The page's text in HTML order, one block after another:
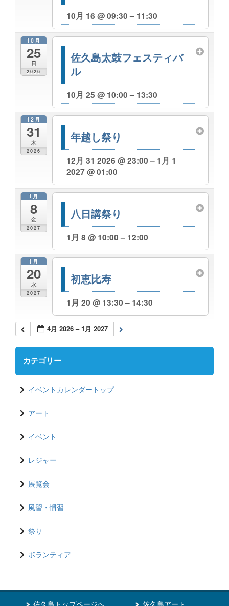
10月 16 @ 09:30 – 11:30
10月
25
日
2026
佐久島太鼓フェスティバ
ル
10月 25 @ 10:00 – 13:30
12月
31
木
2026
年越し祭り
12月 31 2026 @ 23:00 – 1月 1
2027 @ 01:00
1月
8
金
2027
八日講祭り
1月 8 @ 10:00 – 12:00
1月
20
水
2027
初恵比寿
1月 20 @ 13:30 – 14:30
4月 2026 – 1月 2027
カテゴリー
イベントカレンダートップ
アート
イベント
レジャー
展覧会
風習・慣習
祭り
ボランティア